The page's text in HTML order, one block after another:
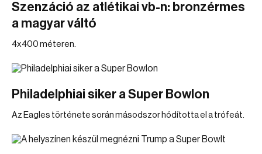
Szenzáció az atlétikai vb-n: bronzérmes
a magyar váltó
4x400 méteren.
Philadelphiai siker a Super Bowlon
Az Eagles története során másodszor hódította el a trófeát.